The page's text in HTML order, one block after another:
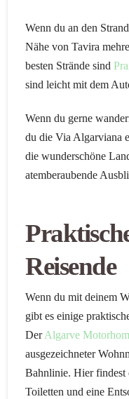
Wenn du an den
Nähe von Tavira
besten Strände sind
sind leicht mit dem
Wenn du gerne
du die Via Algarviana
die wunderschöne
atemberaubende
Reisende
Wenn du mit deinem
gibt es einige
DerAlgarve
ausgezeichneter
Bahnlinie. Hier findest
Toiletten und eine